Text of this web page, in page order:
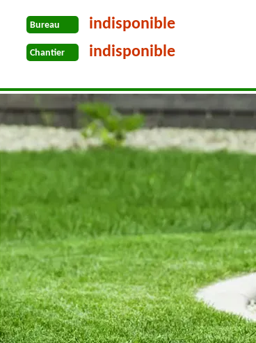
Bureau indisponible
Chantier indisponible